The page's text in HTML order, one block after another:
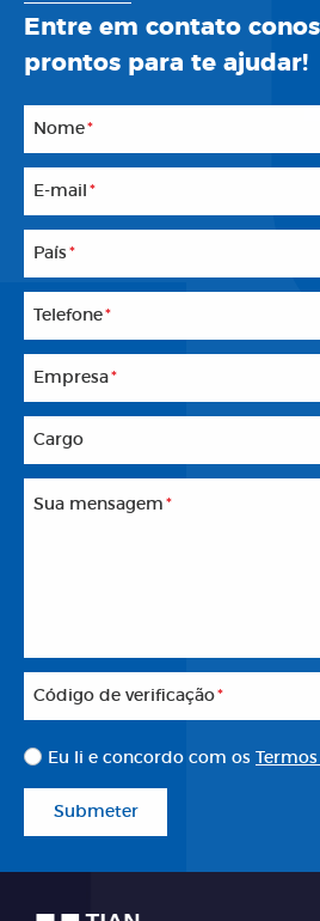
Entre em contato
prontos para te ajudar!
Nome*
E-mail *
País *
Telefone*
Empresa*
Cargo
Sua mensagem *
Código de verificação*
Eu li e concordo com os
Submeter